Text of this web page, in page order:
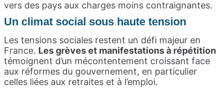
vers des pays aux charges moins contraignantes.
Un climat social sous haute tension
Les tensions sociales restent un défi majeur en
France. Les grèves et manifestations à répétition
témoignent d’un mécontentement croissant face
aux réformes du gouvernement, en particulier
celles liées aux retraites et à l’emploi.